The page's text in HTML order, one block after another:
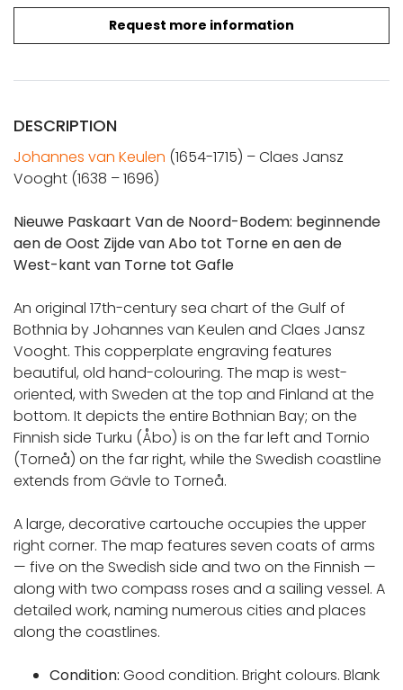
Request more information
DESCRIPTION
Johannes van Keulen (1654-1715) – Claes Jansz
Vooght (1638 – 1696)
Nieuwe Paskaart Van de Noord-Bodem: beginnende
aen de Oost Zijde van Abo tot Torne en aen de
West-kant van Torne tot Gafle
An original 17th-century sea chart of the Gulf of
Bothnia by Johannes van Keulen and Claes Jansz
Vooght. This copperplate engraving features
beautiful, old hand-colouring. The map is west-
oriented, with Sweden at the top and Finland at the
bottom. It depicts the entire Bothnian Bay; on the
Finnish side Turku (Åbo) is on the far left and Tornio
(Torneå) on the far right, while the Swedish coastline
extends from Gävle to Torneå.
A large, decorative cartouche occupies the upper
right corner. The map features seven coats of arms
— five on the Swedish side and two on the Finnish —
along with two compass roses and a sailing vessel. A
detailed work, naming numerous cities and places
along the coastlines.
Condition: Good condition. Bright colours. Blank